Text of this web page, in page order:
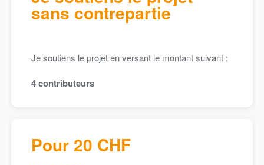
sans contrepartie
Je soutiens le projet en versant le montant suivant :
4contributeurs
Pour 20 CHF